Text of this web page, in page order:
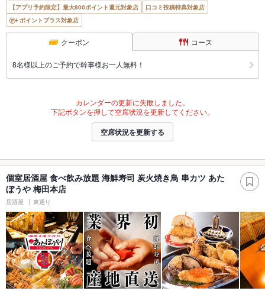
【アプリ予約限定】最大800ポイント還元対象店
口コミ投稿特典対象店
ポイントプラス対象店
クーポン コース
8名様以上のご予約で幹事様お一人無料！
カレンダーの更新に失敗しました。
下記ボタンを押して空席状況を更新してください。
空席状況を更新する
個室居酒屋 食べ飲み放題 海鮮寿司 炭火焼き鳥 串カツ あた
ぼうや 梅田本店
居酒屋 東通り